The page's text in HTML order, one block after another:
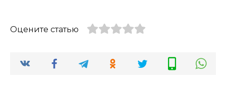
Оцените статью